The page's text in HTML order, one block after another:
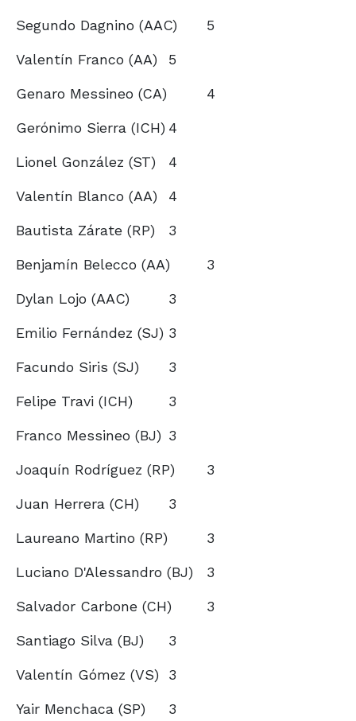
Segundo Dagnino (AAC) 5
Valentín Franco (AA) 5
Genaro Messineo (CA) 4
Gerónimo Sierra (ICH) 4
Lionel González (ST) 4
Valentín Blanco (AA) 4
Bautista Zárate (RP) 3
Benjamín Belecco (AA) 3
Dylan Lojo (AAC) 3
Emilio Fernández (SJ) 3
Facundo Siris (SJ) 3
Felipe Travi (ICH) 3
Franco Messineo (BJ) 3
Joaquín Rodríguez (RP) 3
Juan Herrera (CH) 3
Laureano Martino (RP) 3
Luciano D'Alessandro (BJ) 3
Salvador Carbone (CH) 3
Santiago Silva (BJ) 3
Valentín Gómez (VS) 3
Yair Menchaca (SP) 3